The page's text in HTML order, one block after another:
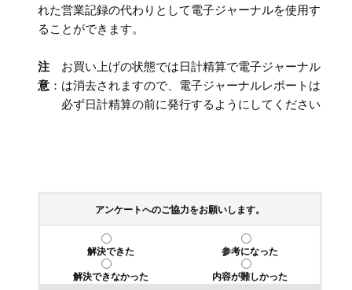
れた営業記録の代わりとして電子ジャーナルを使用す
ることができます。
注
意 ：
お買い上げの状態では日計精算で電子ジャーナル
は消去されますので、電子ジャーナルレポートは
必ず日計精算の前に発行するようにしてください
アンケートへのご協力をお願いします。
解決できた
参考になった
解決できなかった
内容が難しかった